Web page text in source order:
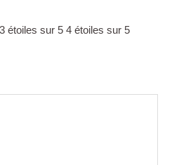
3 étoiles sur 5 4 étoiles sur 5